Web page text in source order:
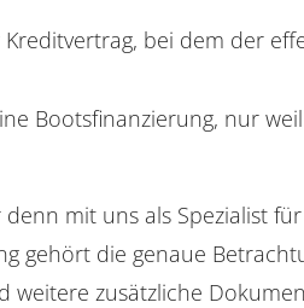
bei dem der
Bootsfinanzierung, nur
mit uns als Spezialist für
gehört die genaue
weitere zusätzliche